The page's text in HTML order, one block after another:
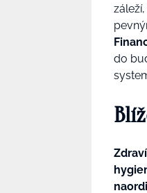
do